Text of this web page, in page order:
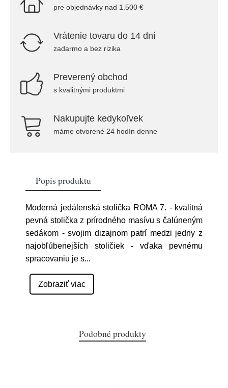
pre objednávky nad 1.500 €
Vrátenie tovaru do 14 dní
zadarmo a bez rizika
Preverený obchod
s kvalitnými produktmi
Nakupujte kedykoľvek
máme otvorené 24 hodín denne
Popis produktu
Moderná jedálenská stolička ROMA 7. - kvalitná
pevná stolička z prírodného masívu s čalúneným
sedákom - svojim dizajnom patrí medzi jedny z
najobľúbenejších stoličiek - vďaka pevnému
spracovaniu je s...
Zobraziť viac
Podobné produkty